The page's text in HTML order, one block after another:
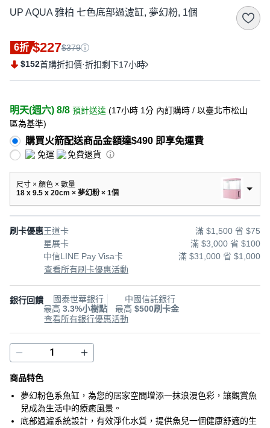
UP AQUA 雅柏 七色底部過濾缸, 夢幻粉, 1個
6折 $227$379
$152首購折扣價·折扣剩下17小時
明天(週六) 8/8 預計送達 (17小時 1分 內訂購時 / 以臺北市松山
區為基準)
購買火箭配送商品金額達$490 即享免運費
免運 免費退貨
尺寸 × 顏色 × 數量
18 x 9.5 x 20cm × 夢幻粉 × 1個
刷卡優惠王道卡
滿 $1,500 省 $75
星展卡
滿 $3,000 省 $100
中信LINE Pay Visa卡
滿 $31,000 省 $1,000
查看所有刷卡優惠活動
銀行回饋
國泰世華銀行
最高 3.3%小樹點
中國信託銀行
最高 $500刷卡金
查看所有銀行優惠活動
商品特色
夢幻粉色系魚缸，為您的居家空間增添一抹浪漫色彩，讓觀賞魚
兒成為生活中的療癒風景。
底部過濾系統設計，有效淨化水質，提供魚兒一個健康舒適的生